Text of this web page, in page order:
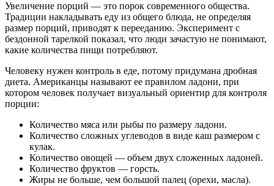
Увеличение порций — это порок современного общества.
Традиции накладывать еду из общего блюда, не определяя
размер порций, приводят к перееданию. Эксперимент с
бездонной тарелкой показал, что люди зачастую не понимают,
какие количества пищи потребляют.
Человеку нужен контроль в еде, потому придумана дробная
диета. Американцы называют ее правилом ладони, при
котором человек получает визуальный ориентир для контроля
порции:
Количество мяса или рыбы по размеру ладони.
Количество сложных углеводов в виде каш размером с
кулак.
Количество овощей — объем двух сложенных ладоней.
Количество фруктов — горсть.
Жиры не больше, чем большой палец (орехи, масла).